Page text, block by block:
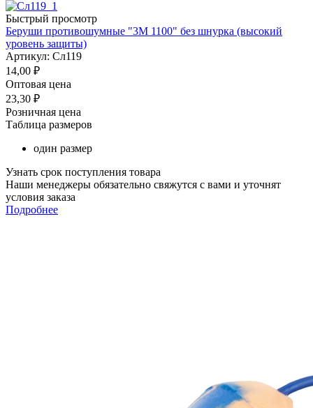
Быстрый просмотр
Беруши противошумные "3М 1100" без шнурка (высокий
уровень защиты)
Артикул: Сл119
14,00 ₽
Оптовая цена
23,30 ₽
Розничная цена
Таблица размеров
один размер
Узнать срок поступления товара
Наши менеджеры обязательно свяжутся с вами и уточнят
условия заказа
Подробнее